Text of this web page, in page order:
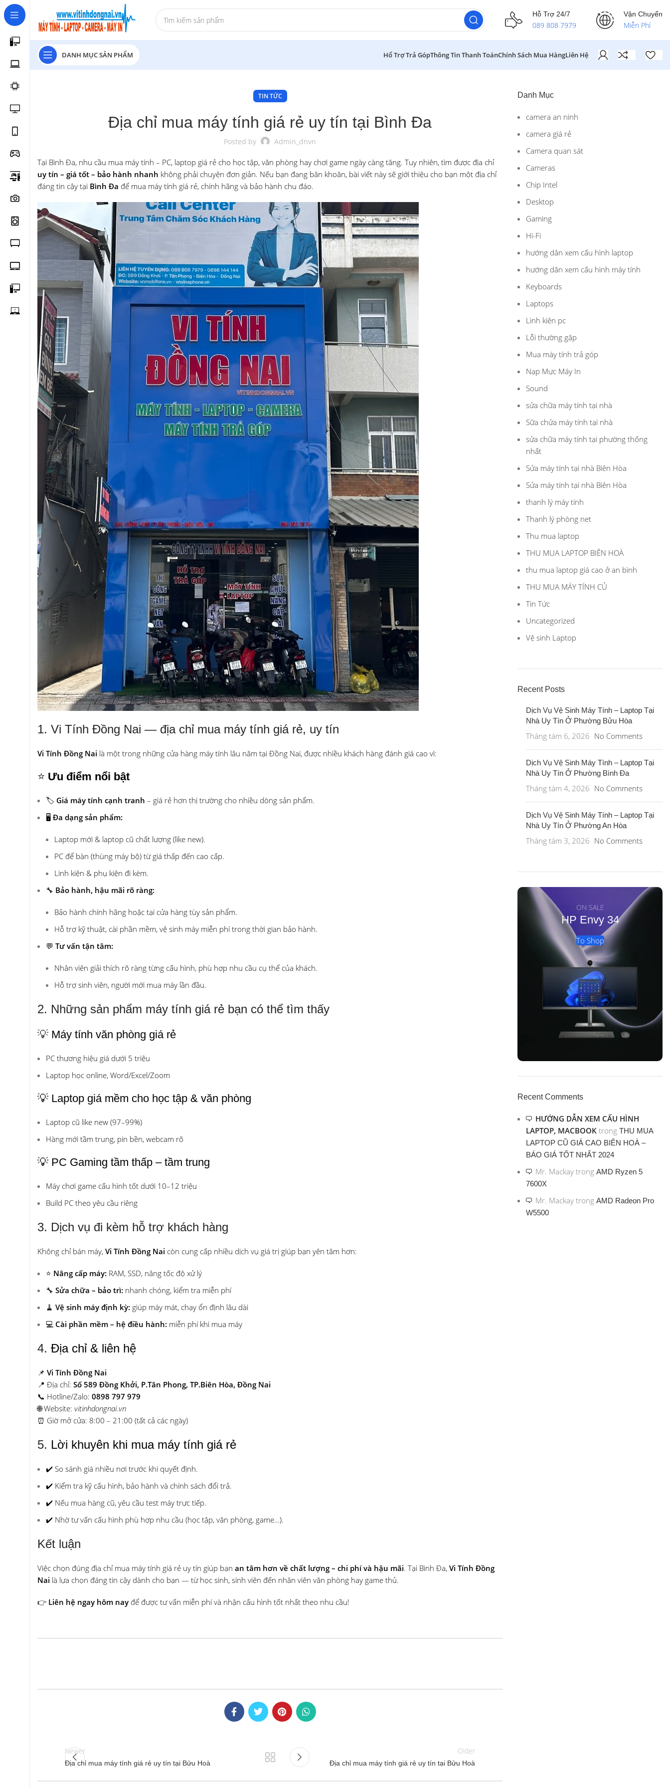
Hỗ Trợ 24/7
089 808 7979
Vận Chuyển
Miễn Phí
DANH MỤC SẢN PHẨM Hổ Trợ Trả GópThông Tin Thanh ToánChính Sách Mua HàngLiên Hệ
TIN TỨC
Địa chỉ mua máy tính giá rẻ uy tín tại Bình Đa
Posted by Admin_dnvn
Tại Bình Đa, nhu cầu mua máy tính – PC, laptop giá rẻ cho học tập, văn phòng hay chơi game ngày càng tăng. Tuy nhiên, tìm được địa chỉ
uy tín – giá tốt – bảo hành nhanh không phải chuyện đơn giản. Nếu bạn đang băn khoăn, bài viết này sẽ giới thiệu cho bạn một địa chỉ
đáng tin cậy tại Bình Đa để mua máy tính giá rẻ, chính hãng và bảo hành chu đáo.
1. Vi Tính Đồng Nai — địa chỉ mua máy tính giá rẻ, uy tín
Vi Tính Đồng Nai là một trong những cửa hàng máy tính lâu năm tại Đồng Nai, được nhiều khách hàng đánh giá cao vì:
⭐ Ưu điểm nổi bật
🏷️ Giá máy tính cạnh tranh – giá rẻ hơn thị trường cho nhiều dòng sản phẩm.
🖥️ Đa dạng sản phẩm:
Laptop mới & laptop cũ chất lượng (like new).
PC để bàn (thùng máy bộ) từ giá thấp đến cao cấp.
Linh kiện & phụ kiện đi kèm.
🔧 Bảo hành, hậu mãi rõ ràng:
Bảo hành chính hãng hoặc tại cửa hàng tùy sản phẩm.
Hỗ trợ kỹ thuật, cài phần mềm, vệ sinh máy miễn phí trong thời gian bảo hành.
💬 Tư vấn tận tâm:
Nhân viên giải thích rõ ràng từng cấu hình, phù hợp nhu cầu cụ thể của khách.
Hỗ trợ sinh viên, người mới mua máy lần đầu.
2. Những sản phẩm máy tính giá rẻ bạn có thể tìm thấy
💡 Máy tính văn phòng giá rẻ
PC thương hiệu giá dưới 5 triệu
Laptop học online, Word/Excel/Zoom
💡 Laptop giá mềm cho học tập & văn phòng
Laptop cũ like new (97–99%)
Hàng mới tầm trung, pin bền, webcam rõ
💡 PC Gaming tầm thấp – tầm trung
Máy chơi game cấu hình tốt dưới 10–12 triệu
Build PC theo yêu cầu riêng
3. Dịch vụ đi kèm hỗ trợ khách hàng
Không chỉ bán máy, Vi Tính Đồng Nai còn cung cấp nhiều dịch vụ giá trị giúp bạn yên tâm hơn:
⭐ Nâng cấp máy: RAM, SSD, nâng tốc độ xử lý
🔧 Sửa chữa – bảo trì: nhanh chóng, kiểm tra miễn phí
🧹 Vệ sinh máy định kỳ: giúp máy mát, chạy ổn định lâu dài
💻 Cài phần mềm – hệ điều hành: miễn phí khi mua máy
4. Địa chỉ & liên hệ
📌 Vi Tính Đồng Nai
📍 Địa chỉ: Số 589 Đồng Khởi, P.Tân Phong, TP.Biên Hòa, Đồng Nai
📞 Hotline/Zalo: 0898 797 979
🌐 Website: vitinhdongnai.vn
⏰ Giờ mở cửa: 8:00 – 21:00 (tất cả các ngày)
5. Lời khuyên khi mua máy tính giá rẻ
✔️ So sánh giá nhiều nơi trước khi quyết định.
✔️ Kiểm tra kỹ cấu hình, bảo hành và chính sách đổi trả.
✔️ Nếu mua hàng cũ, yêu cầu test máy trực tiếp.
✔️ Nhờ tư vấn cấu hình phù hợp nhu cầu (học tập, văn phòng, game…).
Kết luận
Việc chọn đúng địa chỉ mua máy tính giá rẻ uy tín giúp bạn an tâm hơn về chất lượng – chi phí và hậu mãi. Tại Bình Đa, Vi Tính Đồng
Nai là lựa chọn đáng tin cậy dành cho bạn — từ học sinh, sinh viên đến nhân viên văn phòng hay game thủ.
👉 Liên hệ ngay hôm nay để được tư vấn miễn phí và nhận cấu hình tốt nhất theo nhu cầu!
Newer
Địa chỉ mua máy tính giá rẻ uy tín tại Bửu Hoà
Older
Địa chỉ mua máy tính giá rẻ uy tín tại Bửu Hoà
Danh Mục
camera an ninh
camera giá rẻ
Camera quan sát
Cameras
Chip Intel
Desktop
Gaming
Hi-Fi
hướng dân xem cấu hình laptop
hướng dân xem cấu hình máy tính
Keyboards
Laptops
Linh kiện pc
Lỗi thường gặp
Mua máy tính trả góp
Nạp Mực Máy In
Sound
sửa chữa máy tính tại nhà
Sữa chửa máy tính tại nhà
sửa chữa máy tính tại phường thống
nhất
Sửa máy tính tại nhà Biên Hòa
Sửa máy tính tại nhà Biên Hòa
thanh lý máy tính
Thanh lý phòng net
Thu mua laptop
THU MUA LAPTOP BIÊN HOÀ
thu mua laptop giá cao ở an bình
THU MUA MÁY TÍNH CỦ
Tin Tức
Uncategorized
Vệ sinh Laptop
Recent Posts
Dịch Vụ Vệ Sinh Máy Tính – Laptop Tại
Nhà Uy Tín Ở Phường Bửu Hòa
Tháng tám 6, 2026 No Comments
Dịch Vụ Vệ Sinh Máy Tính – Laptop Tại
Nhà Uy Tín Ở Phường Bình Đa
Tháng tám 4, 2026 No Comments
Dịch Vụ Vệ Sinh Máy Tính – Laptop Tại
Nhà Uy Tín Ở Phường An Hòa
Tháng tám 3, 2026 No Comments
ON SALE
HP Envy 34
To Shop
Recent Comments
HƯỚNG DẪN XEM CẤU HÌNH
LAPTOP, MACBOOK trong THU MUA
LAPTOP CŨ GIÁ CAO BIÊN HOÀ –
BÁO GIÁ TỐT NHẤT 2024
Mr. Mackay trong AMD Ryzen 5
7600X
Mr. Mackay trong AMD Radeon Pro
W5500